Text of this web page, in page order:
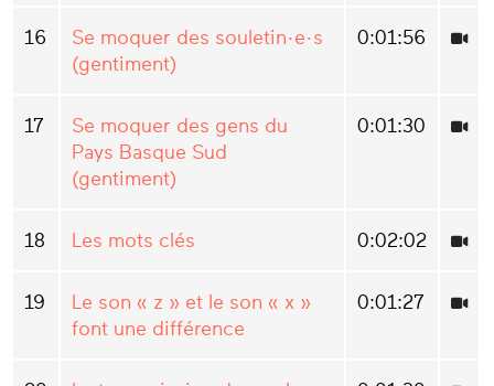
16
Se moquer des souletin·e·s
(gentiment)
0:01:56
17
Se moquer des gens du
Pays Basque Sud
(gentiment)
0:01:30
18 Les mots clés 0:02:02
19
Le son « z » et le son « x »
font une différence
0:01:27